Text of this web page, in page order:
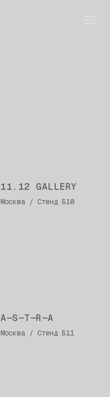
11.12 GALLERY
Москва / Стенд Б10
A—S—T—R—A
Москва / Стенд Б11